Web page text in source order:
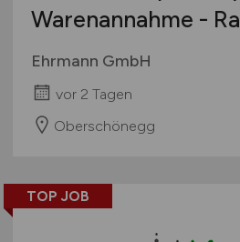
Warenannahme -
Ehrmann GmbH
vor 2 Tagen
Oberschönegg
TOP JOB